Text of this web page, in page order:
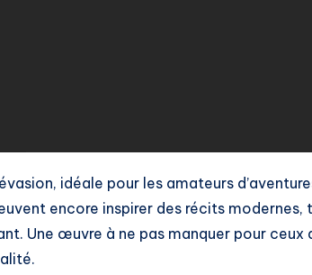
idéale pour les amateurs
encore inspirer des récits
Une œuvre à ne pas manquer pour ceux